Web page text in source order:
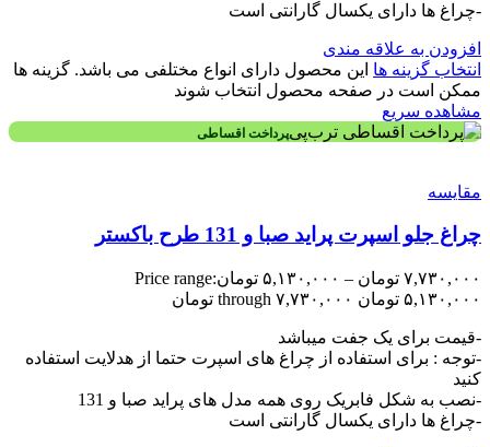
-چراغ ها دارای یکسال گارانتی است
افزودن به علاقه مندی
انتخاب گزینه ها این محصول دارای انواع مختلفی می باشد. گزینه ها
ممکن است در صفحه محصول انتخاب شوند
مشاهده سریع
پرداخت اقساطی
مقایسه
چراغ جلو اسپرت پراید صبا و 131 طرح باکستر
۷,۷۳۰,۰۰۰ تومان – ۵,۱۳۰,۰۰۰ تومانPrice range:
۵,۱۳۰,۰۰۰ تومان through ۷,۷۳۰,۰۰۰ تومان
-قیمت برای یک جفت میباشد
-توجه : برای استفاده از چراغ های اسپرت حتما از هدلایت استفاده
کنید
-نصب به شکل فابریک روی همه مدل های پراید صبا و 131
-چراغ ها دارای یکسال گارانتی است